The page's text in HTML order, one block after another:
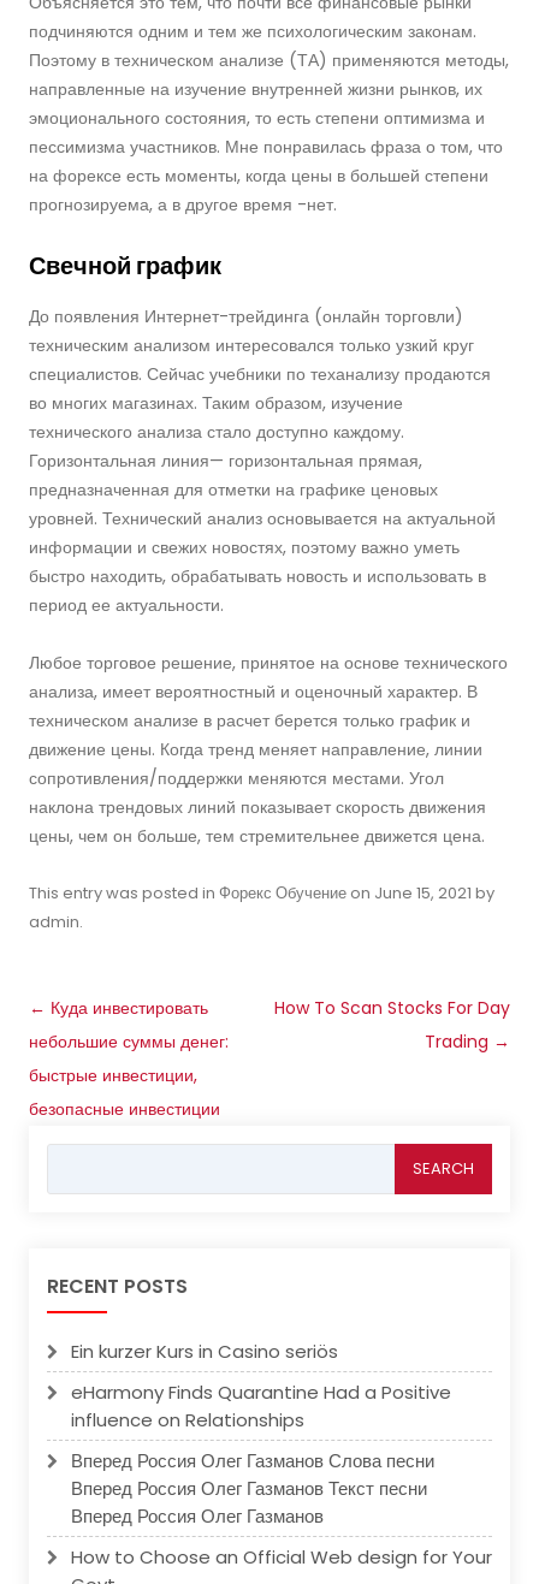
подчиняются одним и тем же психологическим законам.
Поэтому в техническом анализе (ТА) применяются методы,
направленные на изучение внутренней жизни рынков, их
эмоционального состояния, то есть степени оптимизма и
пессимизма участников. Мне понравилась фраза о том, что
на форексе есть моменты, когда цены в большей степени
прогнозируема, а в другое время -нет.
Свечной график
До появления Интернет-трейдинга (онлайн торговли)
техническим анализом интересовался только узкий круг
специалистов. Сейчас учебники по теханализу продаются
во многих магазинах. Таким образом, изучение
технического анализа стало доступно каждому.
Горизонтальная линия— горизонтальная прямая,
предназначенная для отметки на графике ценовых
уровней. Технический анализ основывается на актуальной
информации и свежих новостях, поэтому важно уметь
быстро находить, обрабатывать новость и использовать в
период ее актуальности.
Любое торговое решение, принятое на основе технического
анализа, имеет вероятностный и оценочный характер. В
техническом анализе в расчет берется только график и
движение цены. Когда тренд меняет направление, линии
сопротивления/поддержки меняются местами. Угол
наклона трендовых линий показывает скорость движения
цены, чем он больше, тем стремительнее движется цена.
This entry was posted in Форекс Обучение on June 15, 2021 by
admin.
Post
navigation
← Куда инвестировать
небольшие суммы денег:
быстрые инвестиции,
безопасные инвестиции
How To Scan Stocks For Day
Trading →
RECENT POSTS
Ein kurzer Kurs in Casino seriös
eHarmony Finds Quarantine Had a Positive
influence on Relationships
Вперед Россия Олег Газманов Слова песни
Вперед Россия Олег Газманов Текст песни
Вперед Россия Олег Газманов
How to Choose an Official Web design for Your